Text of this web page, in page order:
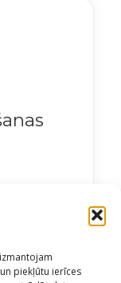
piekļūtu ierīces